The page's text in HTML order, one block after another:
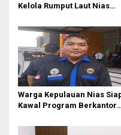
Kelola Rumput Laut Nias
Warga Kepulauan Nias
Kawal Program Berkantor